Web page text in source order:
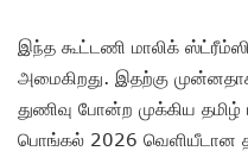
இந்த கூட்டணி மாலிக்
அமைகிறது. இதற்கு
துணிவு போன்ற முக்கிய தமிழ்
பொங்கல் 2026 வெளியீடான